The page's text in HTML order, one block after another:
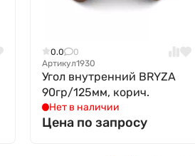
0.0
0
Артикул1930
Угол внутренний BRYZA
90гр/125мм, корич.
Нет в наличии
Цена по запросу